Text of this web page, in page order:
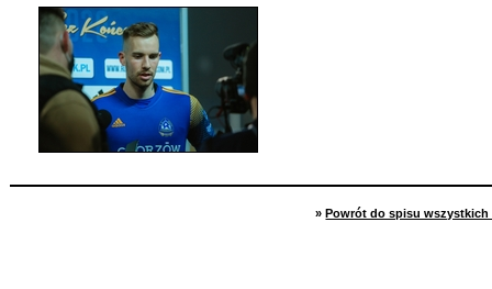
» Powrót do spisu wszystkich